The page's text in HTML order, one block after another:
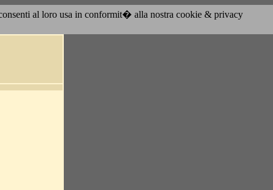
al loro usa in conformit� alla nostra cookie & privacy